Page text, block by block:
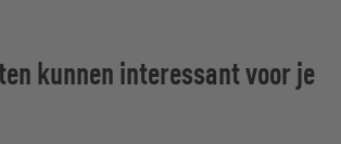
kunnen interessant voor je